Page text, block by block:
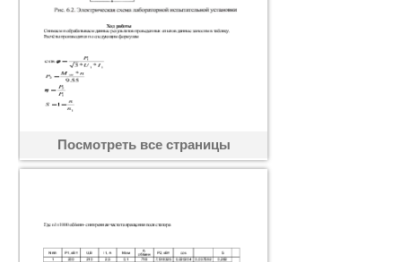
Посмотреть все страницы